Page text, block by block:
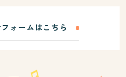
ォームはこちら